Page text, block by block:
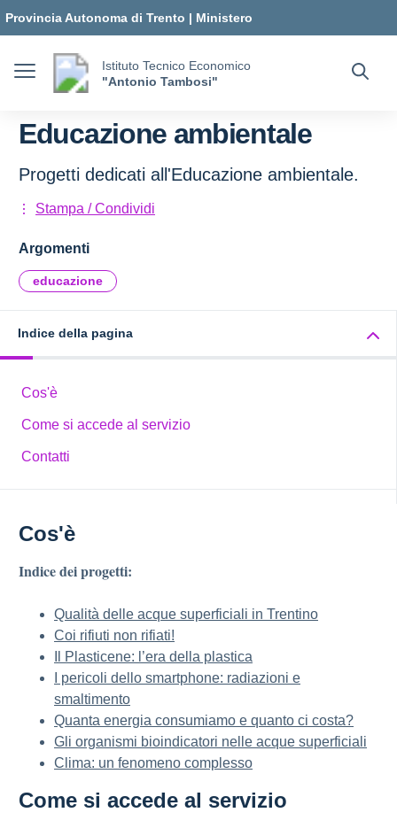
Provincia Autonoma di Trento | Ministero
dell'Istruzione e del Merito
Istituto Tecnico Economico
"Antonio Tambosi"
Educazione ambientale
Progetti dedicati all'Educazione ambientale.
Stampa / Condividi
Argomenti
educazione
Indice della pagina
Cos'è
Come si accede al servizio
Contatti
Cos'è
Indice dei progetti:
Qualità delle acque superficiali in Trentino
Coi rifiuti non rifiati!
Il Plasticene: l’era della plastica
I pericoli dello smartphone: radiazioni e
smaltimento
Quanta energia consumiamo e quanto ci costa?
Gli organismi bioindicatori nelle acque superficiali
Clima: un fenomeno complesso
Come si accede al servizio